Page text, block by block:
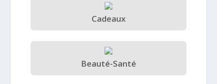
Cadeaux
Beauté-Santé